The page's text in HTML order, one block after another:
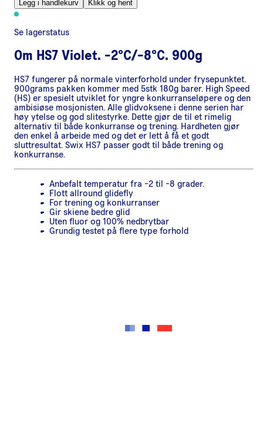
Legg i handlekurv
Klikk og hent
Se lagerstatus
Om HS7 Violet. -2°C/-8°C. 900g
HS7 fungerer på normale vinterforhold under frysepunktet.
900grams pakken kommer med 5stk 180g barer. High Speed
(HS) er spesielt utviklet for yngre konkurranseløpere og den
ambisiøse mosjonisten. Alle glidvoksene i denne serien har
høy ytelse og god slitestyrke. Dette gjør de til et rimelig
alternativ til både konkurranse og trening. Hardheten gjør
den enkel å arbeide med og det er lett å få et godt
sluttresultat. Swix HS7 passer godt til både trening og
konkurranse.
Anbefalt temperatur fra -2 til -8 grader.
Flott allround glidefly
For trening og konkurranser
Gir skiene bedre glid
Uten fluor og 100% nedbrytbar
Grundig testet på flere type forhold